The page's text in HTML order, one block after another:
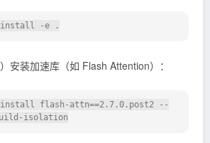
）安装加速库（如 Flash Attention）：
flash-attn==2.7.0.post2 --